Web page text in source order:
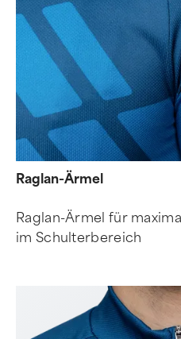
Raglan-Ärmel
Raglan-Ärmel für
im Schulterbereich